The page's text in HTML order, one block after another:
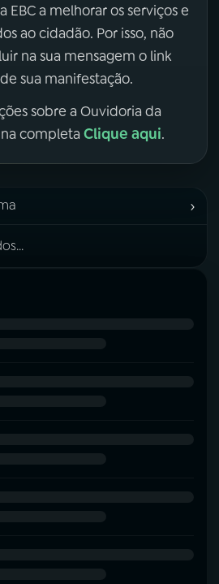
EBC a melhorar os serviços e
ao cidadão. Por isso, não
na sua mensagem o link
sua manifestação.
sobre a Ouvidoria da
completa Clique aqui.
›